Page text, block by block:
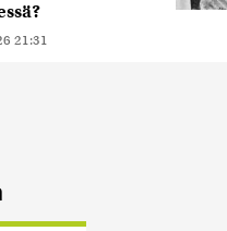
21:31